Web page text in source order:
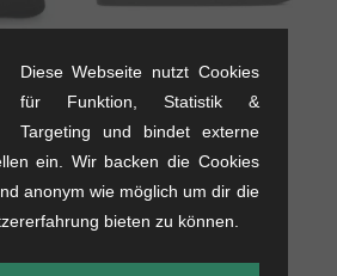
Etnies "Barge LS"
Schuhe -
Black/Black/Black
1.1 kg
Diese Webseite nutzt Cookies
für Funktion, Statistik &
Targeting und bindet externe
ein. Wir backen die Cookies
anonym wie möglich um dir die
bieten zu können.